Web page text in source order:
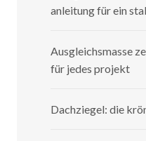
anleitung für ein
Ausgleichsmasse
für jedes projekt
Dachziegel: die